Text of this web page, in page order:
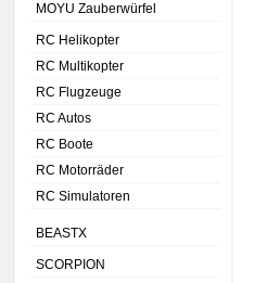
MOYU Zauberwürfel
RC Helikopter
RC Multikopter
RC Flugzeuge
RC Autos
RC Boote
RC Motorräder
RC Simulatoren
BEASTX
SCORPION